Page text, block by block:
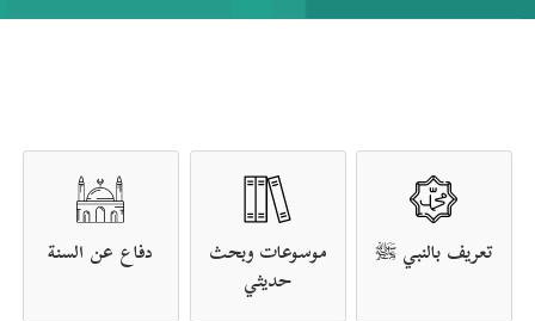
تعريف بالنبي ﷺ
موسوعات وبحث
حديثي
دفاع عن السنة